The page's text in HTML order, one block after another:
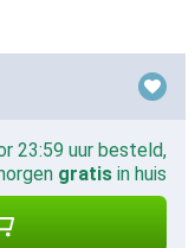
23:59 uur besteld,
gratis in huis